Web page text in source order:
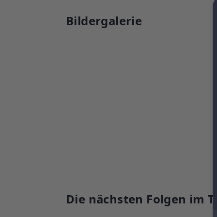
Bildergalerie
Die nächsten Folgen im